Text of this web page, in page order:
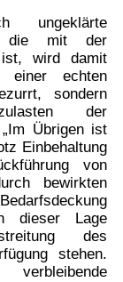
ungeklärte
die mit der
ist, wird damit
echten
sondern
der
Übrigen ist
Einbehaltung
von
bewirkten
dieser Lage
des
stehen.